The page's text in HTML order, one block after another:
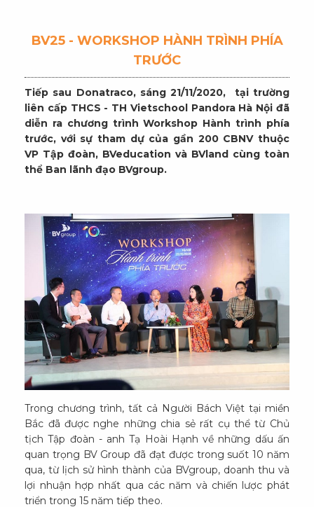
BV25 - WORKSHOP HÀNH TRÌNH PHÍA
TRƯỚC
Tiếp sau Donatraco, sáng 21/11/2020, tại trường
liên cấp THCS - TH Vietschool Pandora Hà Nội đã
diễn ra chương trình Workshop Hành trình phía
trước, với sự tham dự của gần 200 CBNV thuộc
VP Tập đoàn, BVeducation và BVland cùng toàn
thể Ban lãnh đạo BVgroup.
Trong chương trình, tất cả Người Bách Việt tại miền
Bắc đã được nghe những chia sẻ rất cụ thể từ Chủ
tịch Tập đoàn - anh Tạ Hoài Hạnh về những dấu ấn
quan trọng BV Group đã đạt được trong suốt 10 năm
qua, từ lịch sử hình thành của BVgroup, doanh thu và
lợi nhuận hợp nhất qua các năm và chiến lược phát
triển trong 15 năm tiếp theo.